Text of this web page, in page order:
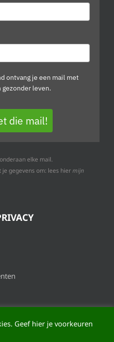
ontvang je een mail met
leven.
die mail!
elke mail.
gegevens om: lees hiermijn
Geef hier je voorkeuren